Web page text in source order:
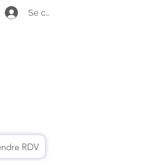
Se connecter
RDV